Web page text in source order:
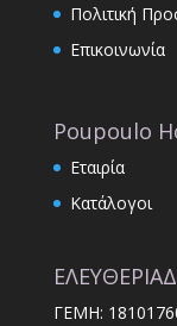
Πολιτική
Επικοινωνία
Poupoulo
Εταιρία
Κατάλογοι
ΓΕΜΗ: